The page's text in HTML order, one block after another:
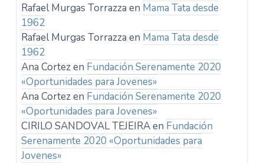
Rafael Murgas Torrazza en Mama Tata desde
1962
Rafael Murgas Torrazza en Mama Tata desde
1962
Ana Cortezen Fundación Serenamente 2020
«Oportunidades para Jovenes»
Ana Cortezen Fundación Serenamente 2020
«Oportunidades para Jovenes»
CIRILO SANDOVAL TEJEIRAen Fundación
Serenamente 2020 «Oportunidades para
Jovenes»